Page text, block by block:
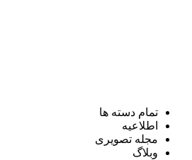
تمام دسته ها
اطلاعیه
مجله تصویری
وبلاگ